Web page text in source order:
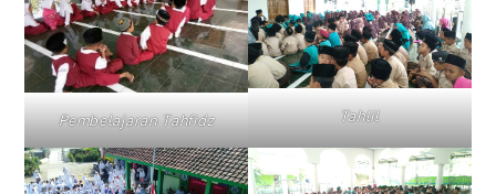
Pembelajaran Tahfidz Tahlil